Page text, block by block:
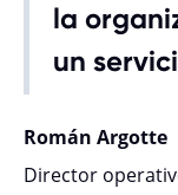
la
un
Román Argotte
Director